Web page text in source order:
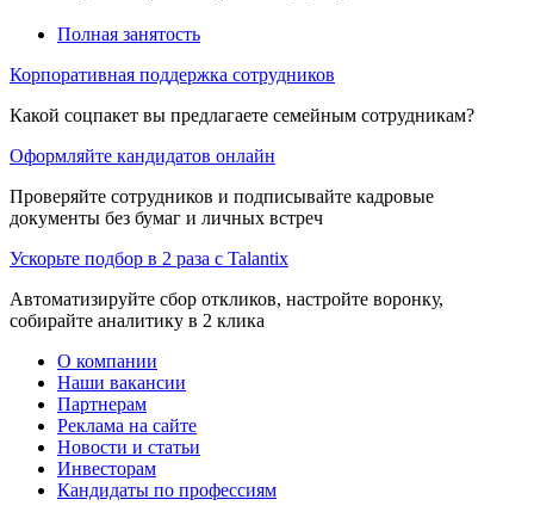
Полная занятость
Корпоративная поддержка сотрудников
Какой соцпакет вы предлагаете семейным сотрудникам?
Оформляйте кандидатов онлайн
Проверяйте сотрудников и подписывайте кадровые
документы без бумаг и личных встреч
Ускорьте подбор в 2 раза с Talantix
Автоматизируйте сбор откликов, настройте воронку,
собирайте аналитику в 2 клика
О компании
Наши вакансии
Партнерам
Реклама на сайте
Новости и статьи
Инвесторам
Кандидаты по профессиям